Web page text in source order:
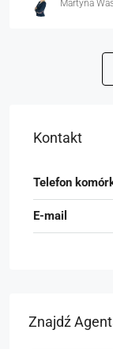
Martyna
Kontakt
Telefon
E-mail
Znajdź